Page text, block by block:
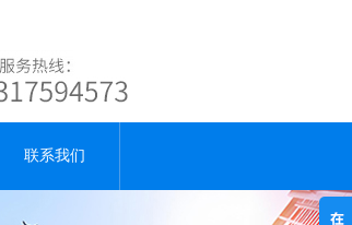
联系我们